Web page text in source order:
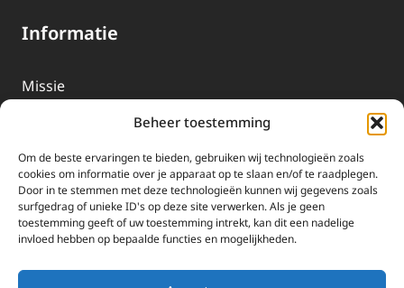
Beheer toestemming
Om de beste ervaringen te bieden, gebruiken wij technologieën zoals
cookies om informatie over je apparaat op te slaan en/of te raadplegen.
Door in te stemmen met deze technologieën kunnen wij gegevens zoals
surfgedrag of unieke ID's op deze site verwerken. Als je geen
toestemming geeft of uw toestemming intrekt, kan dit een nadelige
invloed hebben op bepaalde functies en mogelijkheden.
Informatie
Missie
EWTN-Team
Organisatiegegevens
Doneren
EWTN wordt uitsluitend gefinancierd door uw donaties.